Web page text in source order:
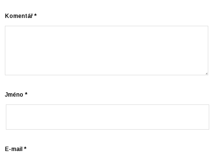
Komentář*
Jméno *
E-mail *